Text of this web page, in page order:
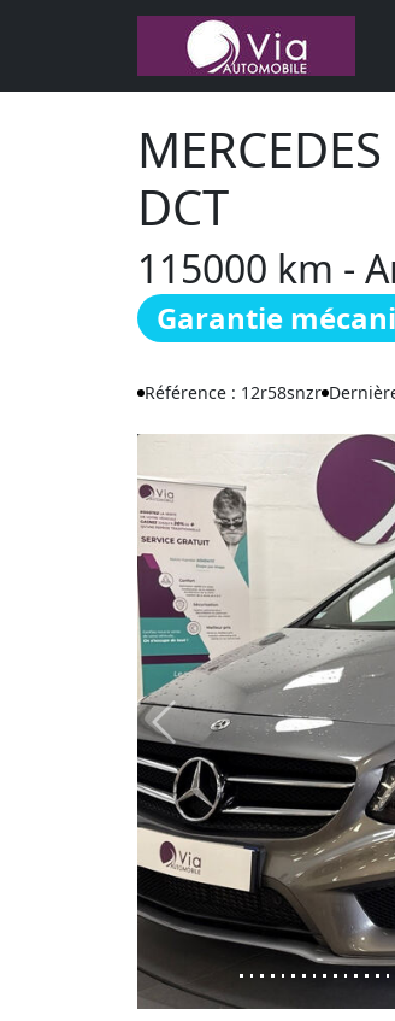
DCT
115000 km -
Garantie
Référence : 12r58snzr
Previous